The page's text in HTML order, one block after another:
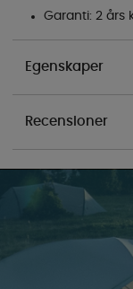
Garanti: 2 års
Egenskaper
Recensioner